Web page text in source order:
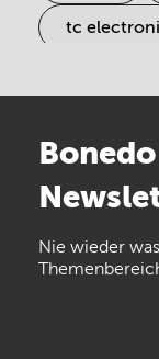
tc
Arturia
the t.bone
Walrus
Bonedo
Nie wieder